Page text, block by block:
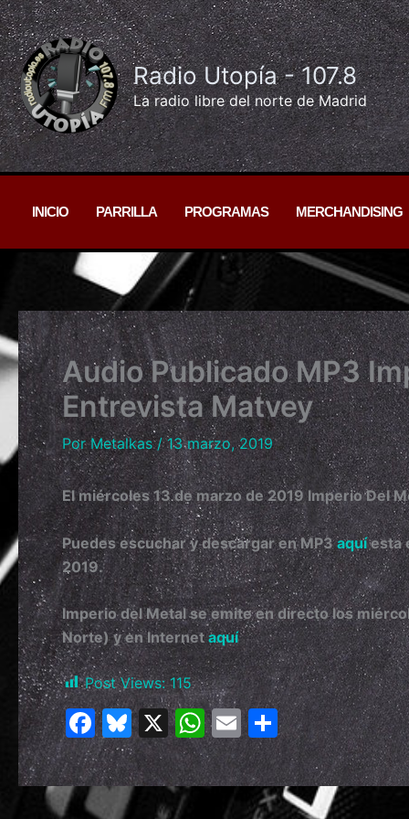
Ir
al
contenido
Radio Utopía - 107.8
La radio libre del norte de Madrid
INICIO PARRILLA PROGRAMAS MERCHANDISING
Audio Publicado MP3
Entrevista Matvey
PorMetalkas/13 marzo, 2019
El miércoles 13 de marzo de 2019 Imperio Del
Puedes escuchar y descargar en MP3aquíesta
2019.
Imperio del Metal se emite en directo los
Norte) y en Internetaquí
Post Views: 115
F
a
c
e
Bl
u
e
X W
h
at
E
m
ai
l
C
o
m
p